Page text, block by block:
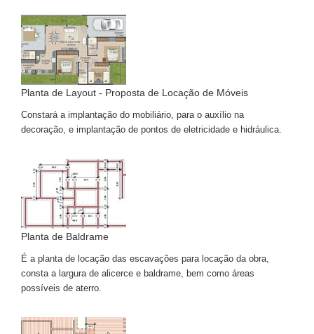
Planta de Layout - Proposta de Locação de Móveis
Constará a implantação do mobiliário, para o auxílio na
decoração, e implantação de pontos de eletricidade e hidráulica.
Planta de Baldrame
É a planta de locação das escavações para locação da obra,
consta a largura de alicerce e baldrame, bem como áreas
possíveis de aterro.